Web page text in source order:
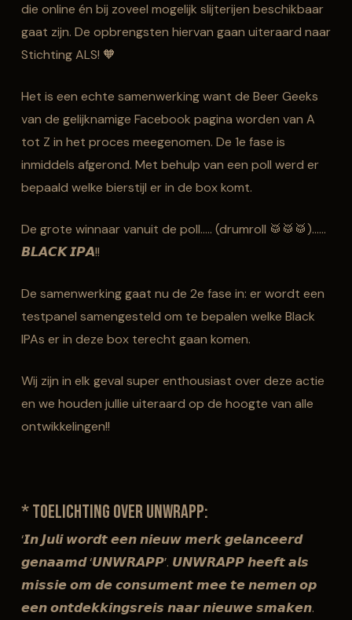
die online én bij zoveel mogelijk slijterijen beschikbaar
gaat zijn. De opbrengsten hiervan gaan uiteraard naar
Stichting ALS! 🧡
Het is een echte samenwerking want de Beer Geeks
van de gelijknamige Facebook pagina worden van A
tot Z in het proces meegenomen. De 1e fase is
inmiddels afgerond. Met behulp van een poll werd er
bepaald welke bierstijl er in de box komt.
De grote winnaar vanuit de poll….. (drumroll 🥁🥁🥁)……
𝘽𝙇𝘼𝘾𝙆 𝙄𝙋𝘼!!
De samenwerking gaat nu de 2e fase in: er wordt een
testpanel samengesteld om te bepalen welke Black
IPAs er in deze box terecht gaan komen.
Wij zijn in elk geval super enthousiast over deze actie
en we houden jullie uiteraard op de hoogte van alle
ontwikkelingen!!
* Toelichting over UNWRAPP:
‘𝙄𝙣 𝙅𝙪𝙡𝙞 𝙬𝙤𝙧𝙙𝙩 𝙚𝙚𝙣 𝙣𝙞𝙚𝙪𝙬 𝙢𝙚𝙧𝙠 𝙜𝙚𝙡𝙖𝙣𝙘𝙚𝙚𝙧𝙙
𝙜𝙚𝙣𝙖𝙖𝙢𝙙 ‘𝙐𝙉𝙒𝙍𝘼𝙋𝙋’. 𝙐𝙉𝙒𝙍𝘼𝙋𝙋 𝙝𝙚𝙚𝙛𝙩 𝙖𝙡𝙨
𝙢𝙞𝙨𝙨𝙞𝙚 𝙤𝙢 𝙙𝙚 𝙘𝙤𝙣𝙨𝙪𝙢𝙚𝙣𝙩 𝙢𝙚𝙚 𝙩𝙚 𝙣𝙚𝙢𝙚𝙣 𝙤𝙥
𝙚𝙚𝙣 𝙤𝙣𝙩𝙙𝙚𝙠𝙠𝙞𝙣𝙜𝙨𝙧𝙚𝙞𝙨 𝙣𝙖𝙖𝙧 𝙣𝙞𝙚𝙪𝙬𝙚 𝙨𝙢𝙖𝙠𝙚𝙣.